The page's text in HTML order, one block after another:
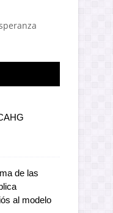
de las
al modelo